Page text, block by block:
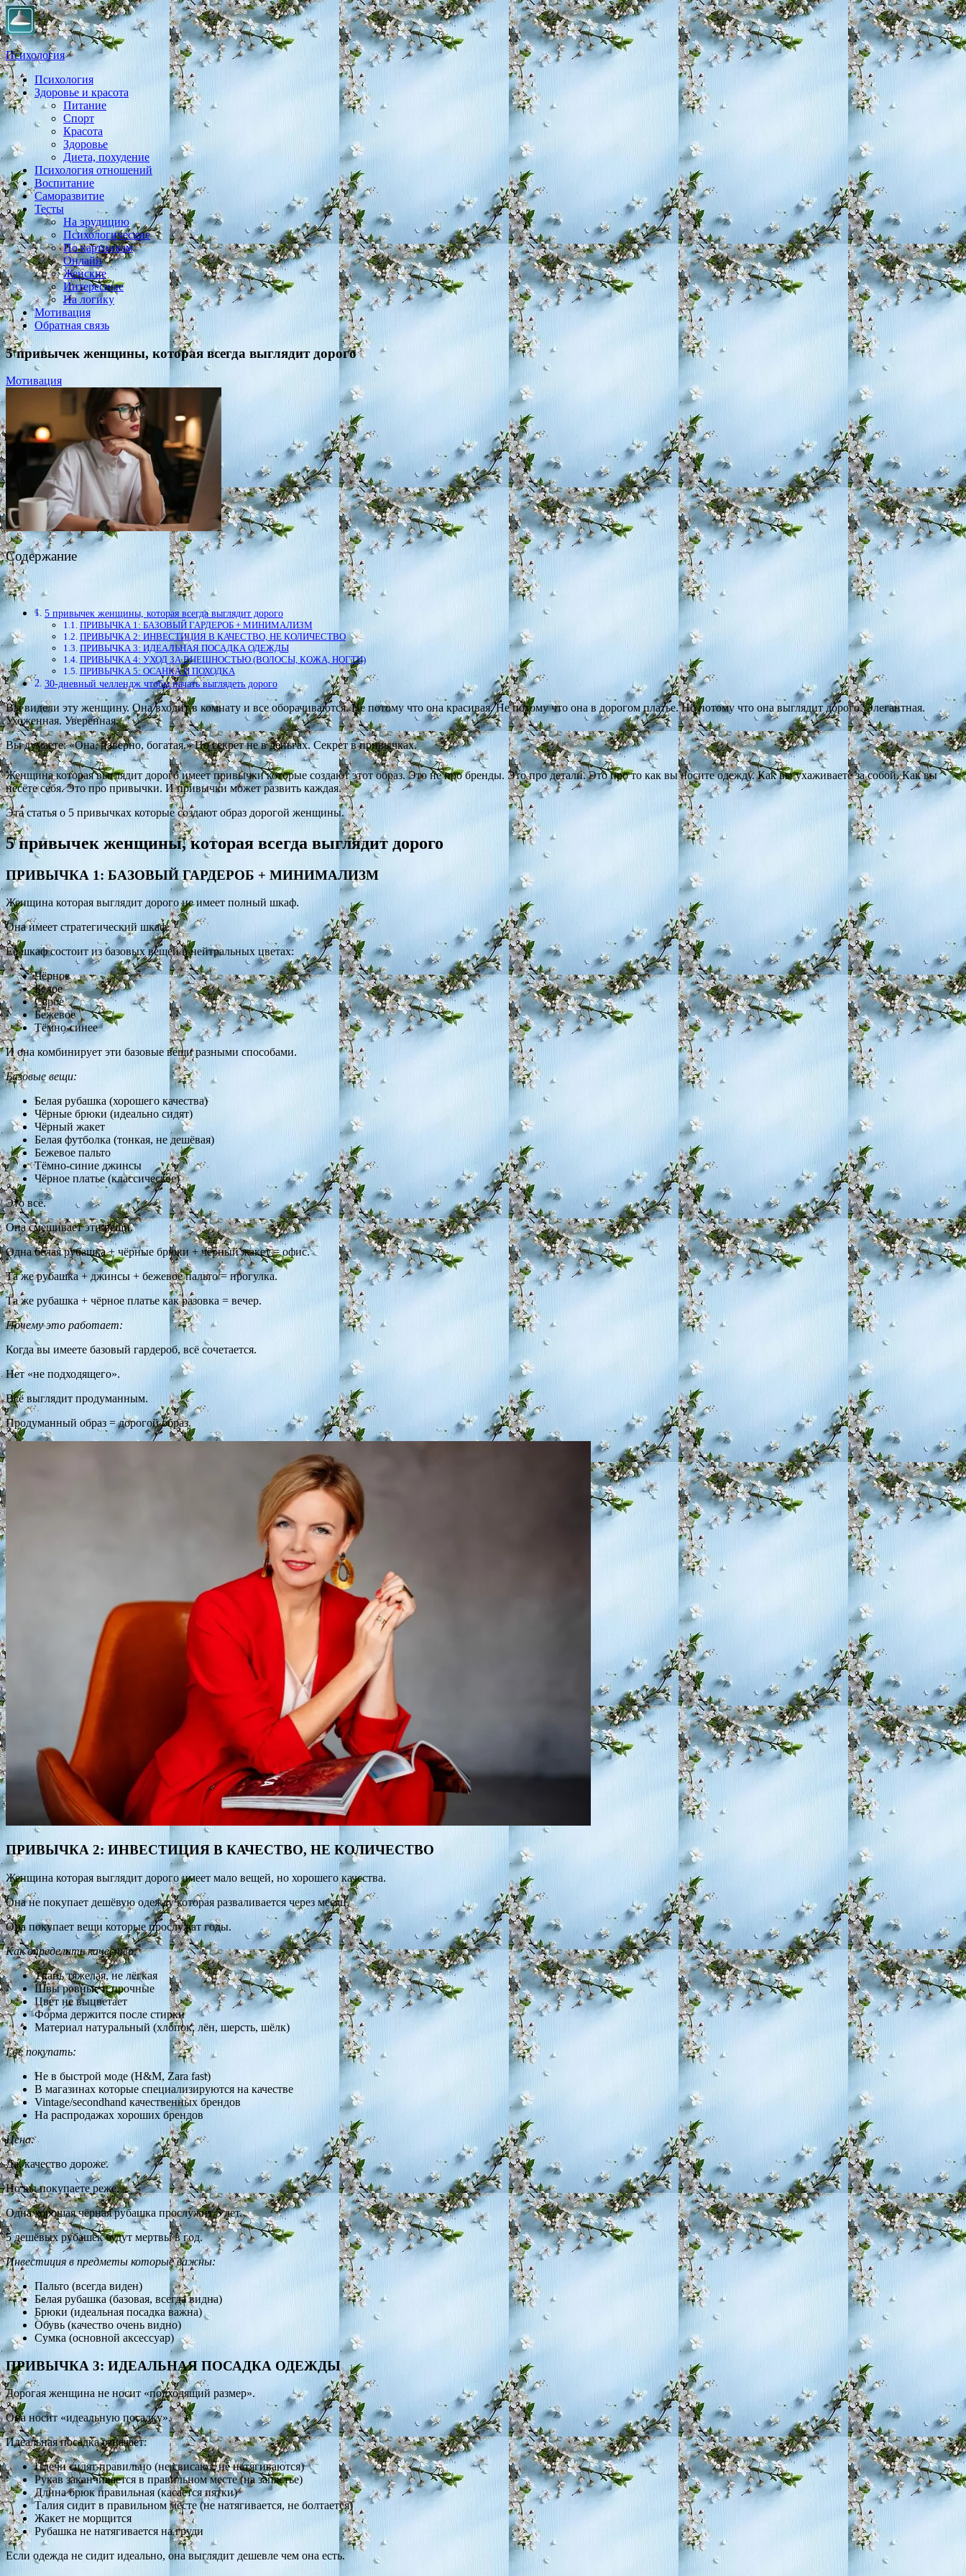
Психология
Практическая психология, личностный рост, экология, здоровье, воспитание,
Психология
Здоровье и красота
Питание
Спорт
Красота
Здоровье
Диета, похудение
Психология отношений
Воспитание
Саморазвитие
Тесты
На эрудицию
Психологические
По картинкам
Онлайн
Женские
Интересные
На логику
Мотивация
Обратная связь
5 привычек женщины, которая всегда выглядит дорого
Мотивация
Содержание
5 привычек женщины, которая всегда выглядит дорого
ПРИВЫЧКА 1: БАЗОВЫЙ ГАРДЕРОБ + МИНИМАЛИЗМ
ПРИВЫЧКА 2: ИНВЕСТИЦИЯ В КАЧЕСТВО, НЕ КОЛИЧЕСТВО
ПРИВЫЧКА 3: ИДЕАЛЬНАЯ ПОСАДКА ОДЕЖДЫ
ПРИВЫЧКА 4: УХОД ЗА ВНЕШНОСТЬЮ (ВОЛОСЫ, КОЖА, НОГТИ)
ПРИВЫЧКА 5: ОСАНКА И ПОХОДКА
30-дневный челлендж чтобы начать выглядеть дорого
Вы видели эту женщину. Она входит в комнату и все оборачиваются. Не потому что она красивая. Не потому что она в дорогом платье. Но потому что она выглядит дорого. Элегантная.
Ухоженная. Уверенная.
Вы думаете: «Она, наверно, богатая.» Но секрет не в деньгах. Секрет в привычках.
Женщина которая выглядит дорого имеет привычки которые создают этот образ. Это не про бренды. Это про детали. Это про то как вы носите одежду. Как вы ухаживаете за собой. Как вы
несёте себя. Это про привычки. И привычки может развить каждая.
Эта статья о 5 привычках которые создают образ дорогой женщины.
5 привычек женщины, которая всегда выглядит дорого
ПРИВЫЧКА 1: БАЗОВЫЙ ГАРДЕРОБ + МИНИМАЛИЗМ
Женщина которая выглядит дорого не имеет полный шкаф.
Она имеет стратегический шкаф.
Её шкаф состоит из базовых вещей в нейтральных цветах:
Чёрное
Белое
Серое
Бежевое
Тёмно-синее
И она комбинирует эти базовые вещи разными способами.
Базовые вещи:
Белая рубашка (хорошего качества)
Чёрные брюки (идеально сидят)
Чёрный жакет
Белая футболка (тонкая, не дешёвая)
Бежевое пальто
Тёмно-синие джинсы
Чёрное платье (классическое)
Это всё.
Она смешивает эти вещи.
Одна белая рубашка + чёрные брюки + чёрный жакет = офис.
Та же рубашка + джинсы + бежевое пальто = прогулка.
Та же рубашка + чёрное платье как разовка = вечер.
Почему это работает:
Когда вы имеете базовый гардероб, всё сочетается.
Нет «не подходящего».
Всё выглядит продуманным.
Продуманный образ = дорогой образ.
ПРИВЫЧКА 2: ИНВЕСТИЦИЯ В КАЧЕСТВО, НЕ КОЛИЧЕСТВО
Женщина которая выглядит дорого имеет мало вещей, но хорошего качества.
Она не покупает дешёвую одежду которая разваливается через месяц.
Она покупает вещи которые прослужат годы.
Как определить качество:
Ткань тяжелая, не лёгкая
Швы ровные и прочные
Цвет не выцветает
Форма держится после стирки
Материал натуральный (хлопок, лён, шерсть, шёлк)
Где покупать:
Не в быстрой моде (H&M, Zara fast)
В магазинах которые специализируются на качестве
Vintage/secondhand качественных брендов
На распродажах хороших брендов
Цена:
Да, качество дороже.
Но вы покупаете реже.
Одна хорошая чёрная рубашка прослужит 5 лет.
5 дешёвых рубашек будут мертвы в год.
Инвестиция в предметы которые важны:
Пальто (всегда виден)
Белая рубашка (базовая, всегда видна)
Брюки (идеальная посадка важна)
Обувь (качество очень видно)
Сумка (основной аксессуар)
ПРИВЫЧКА 3: ИДЕАЛЬНАЯ ПОСАДКА ОДЕЖДЫ
Дорогая женщина не носит «подходящий размер».
Она носит «идеальную посадку».
Идеальная посадка означает:
Плечи сидят правильно (не свисают, не натягиваются)
Рукав заканчивается в правильном месте (на запястье)
Длина брюк правильная (касается пятки)
Талия сидит в правильном месте (не натягивается, не болтается)
Жакет не морщится
Рубашка не натягивается на груди
Если одежда не сидит идеально, она выглядит дешевле чем она есть.